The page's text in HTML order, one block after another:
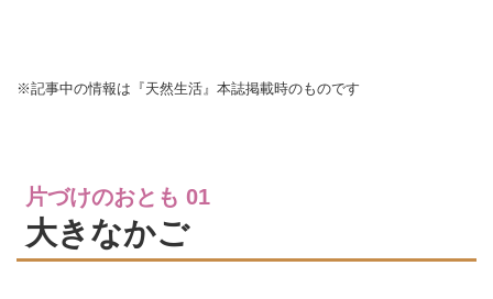
※記事中の情報は『天然生活』本誌掲載時のものです
片づけのおとも 01
大きなかご